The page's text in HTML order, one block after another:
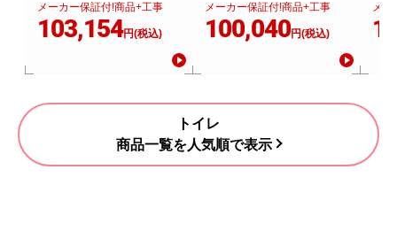
メーカー保証付!商品+工事
103,154円(税込)
メーカー保証付!商品+工事
100,040円(税込)
メー
トイレ
商品一覧を人気順で表示